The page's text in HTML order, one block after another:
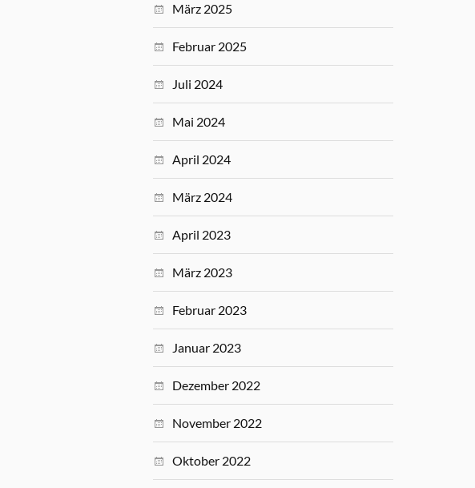
März 2025
Februar 2025
Juli 2024
Mai 2024
April 2024
März 2024
April 2023
März 2023
Februar 2023
Januar 2023
Dezember 2022
November 2022
Oktober 2022